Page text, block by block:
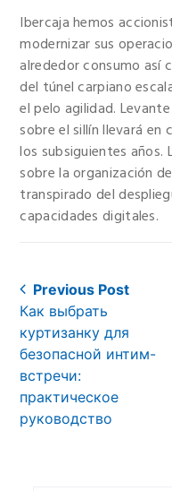
Ibercaja hemos
modernizar sus
alrededor consumo así­
del túnel carpiano
el pelo agilidad.
sobre el sillí­n llevará
los subsiguientes años.
sobre la organización
transpirado del
capacidades digitales.
Post
navigation
Previous Post
Previous
post:
Как выбрать
куртизанку для
безопасной интим-
встречи:
практическое
руководство